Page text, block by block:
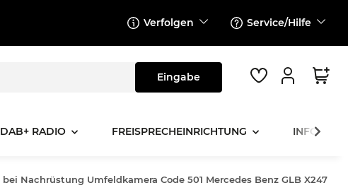
Verfolgen Service/Hilfe
RADIO FREISPRECHEINRICHTUNG
Nachrüstung Umfeldkamera Code 501 Mercedes Benz GLB X247